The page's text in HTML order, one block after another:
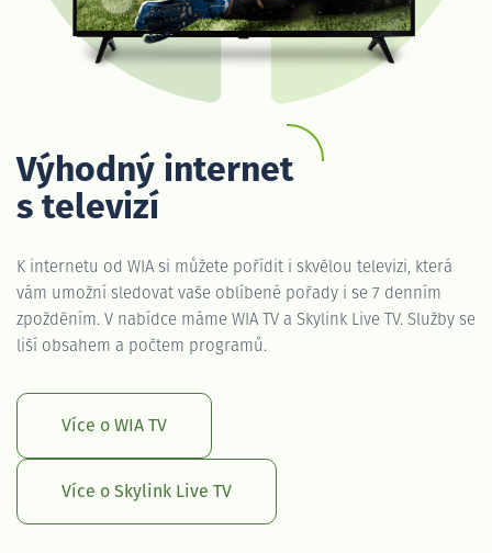
Výhodný internet
s televizí
K internetu od WIA si můžete pořídit i skvělou televizi, která
vám umožní sledovat vaše oblíbené pořady i se 7 denním
zpožděním. V nabídce máme WIA TV a Skylink Live TV. Služby se
liší obsahem a počtem programů.
Více o WIA TV
Více o Skylink Live TV